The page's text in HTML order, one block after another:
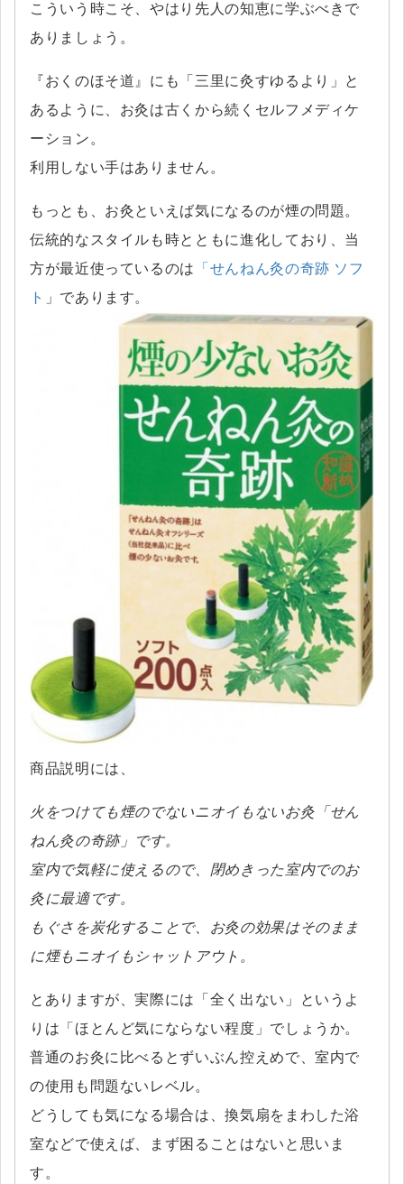
こういう時こそ、やはり先人の知恵に学ぶべきで
ありましょう。
『おくのほそ道』にも「三里に灸すゆるより」と
あるように、お灸は古くから続くセルフメディケ
ーション。
利用しない手はありません。
もっとも、お灸といえば気になるのが煙の問題。
伝統的なスタイルも時とともに進化しており、当
方が最近使っているのは
「せんねん灸の奇跡 ソフ
ト
」であります。
商品説明には、
火をつけても煙のでないニオイもないお灸「せん
ねん灸の奇跡」です。
室内で気軽に使えるので、閉めきった室内でのお
灸に最適です。
もぐさを炭化することで、お灸の効果はそのまま
に煙もニオイもシャットアウト。
とありますが、実際には「全く出ない」というよ
りは「ほとんど気にならない程度」でしょうか。
普通のお灸に比べるとずいぶん控えめで、室内で
の使用も問題ないレベル。
どうしても気になる場合は、換気扇をまわした浴
室などで使えば、まず困ることはないと思いま
す。